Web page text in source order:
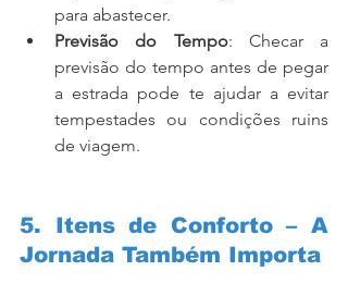
para abastecer.
Previsão do Tempo: Checar a
previsão do tempo antes de pegar
a estrada pode te ajudar a evitar
tempestades ou condições ruins
de viagem.
5. Itens de Conforto – A
Jornada Também Importa